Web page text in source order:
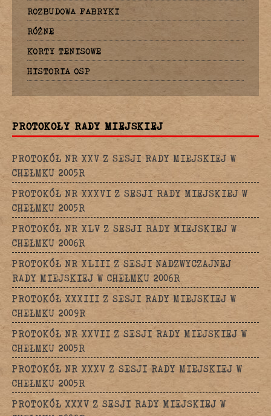
ROZBUDOWA FABRYKI
RÓŻNE
KORTY TENISOWE
HISTORIA OSP
PROTOKOŁY RADY MIEJSKIEJ
PROTOKÓŁ NR XXV Z SESJI RADY MIEJSKIEJ W
CHEŁMKU 2005R
PROTOKÓŁ NR XXXVI Z SESJI RADY MIEJSKIEJ W
CHEŁMKU 2005R
PROTOKÓŁ NR XLV Z SESJI RADY MIEJSKIEJ W
CHEŁMKU 2006R
PROTOKÓŁ NR XLIII Z SESJI NADZWYCZAJNEJ
RADY MIEJSKIEJ W CHEŁMKU 2006R
PROTOKÓŁ XXXIII Z SESJI RADY MIEJSKIEJ W
CHEŁMKU 2009R
PROTOKÓŁ NR XXVII Z SESJI RADY MIEJSKIEJ W
CHEŁMKU 2005R
PROTOKÓŁ NR XXXV Z SESJI RADY MIEJSKIEJ W
CHEŁMKU 2005R
PROTOKÓŁ XXXV Z SESJI RADY MIEJSKIEJ W